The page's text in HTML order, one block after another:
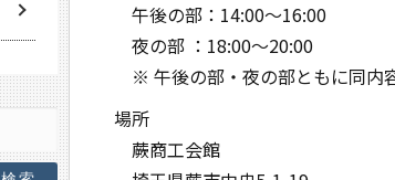
午後の部：14:00～16:00
夜の部 ：18:00～20:00
※ 午後の部・夜の部ともに同内
場所
蕨商工会館